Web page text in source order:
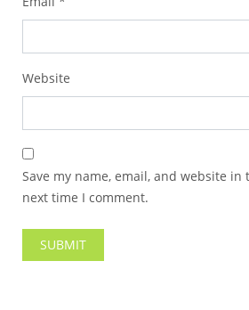
Website
Save my name, email, and website
next time I comment.